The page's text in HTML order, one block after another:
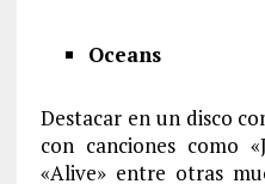
Oceans
Destacar en un disco
con canciones como
«Alive» entre otras